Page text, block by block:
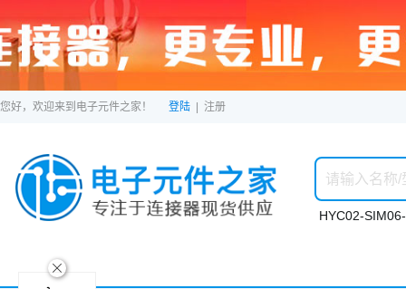
您好，欢迎来到电子元件之家！ 登陆 注册
HYC02-
ဆ